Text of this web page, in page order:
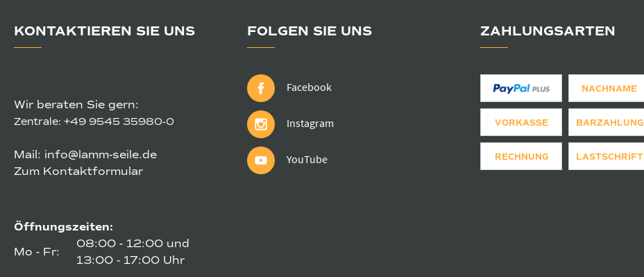
KONTAKTIEREN SIE UNS
Wir beraten Sie gern:
Zentrale: +49 9545 35980-0
Mail: info@lamm-seile.de
Zum Kontaktformular
Öffnungszeiten:
Mo - Fr:
08:00 - 12:00 und
13:00 - 17:00 Uhr
FOLGEN SIE UNS
Facebook
Instagram
YouTube
ZAHLUNGSARTEN
NACHNAME
VORKASSE BARZAHLUNG
RECHNUNG LASTSCHRIFT